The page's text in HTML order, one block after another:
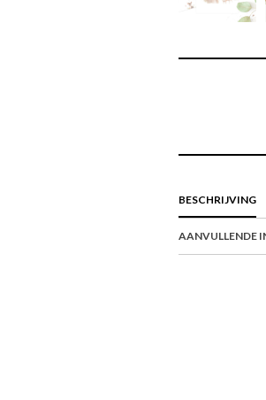
BESCHRIJVING
AANVULLENDE